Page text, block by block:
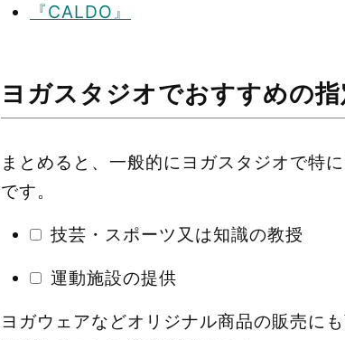
『CALDO』
ヨガスタジオでおすすめの
まとめると、一般的にヨガスタジオで特
です。
技芸・スポーツ又は知識の教授
運動施設の提供
ヨガウェアなどオリジナル商品の販売に